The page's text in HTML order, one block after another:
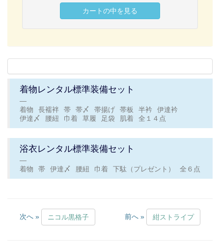
着物レンタル標準装備セット
着物 長襦袢 帯 帯〆 帯揚げ 帯板 半衿
伊達衿
伊達〆
腰紐 巾着 草履 足袋 肌着 全１４点
浴衣レンタル標準装備セット
着物 帯 伊達〆 腰紐 巾着 下駄（プレゼント） 全６点
次へ » ニコル黒格子 前へ » 紺ストライプ